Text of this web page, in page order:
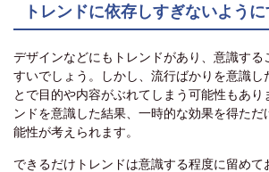
トレンドに依存しすぎないように
デザインなどにもトレンドがあり、意識する
すいでしょう。しかし、流行ばかりを意識し
とで目的や内容がぶれてしまう可能性もあり
ンドを意識した結果、一時的な効果を得ただ
能性が考えられます。
できるだけトレンドは意識する程度に留めて